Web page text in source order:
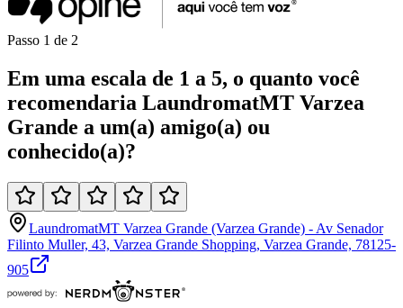
Passo 1 de 2
Em uma escala de 1 a 5, o quanto você
recomendaria LaundromatMT Varzea
Grande a um(a) amigo(a) ou
conhecido(a)?
LaundromatMT Varzea Grande (Varzea Grande) - Av Senador
Filinto Muller, 43, Varzea Grande Shopping, Varzea Grande, 78125-
905